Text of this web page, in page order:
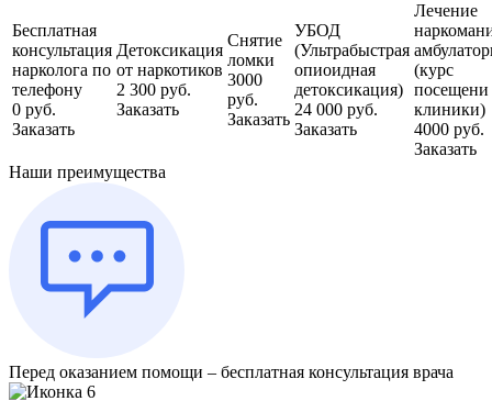
Бесплатная
консультация
нарколога по
телефону
0 руб.
Заказать
Детоксикация
от наркотиков
2 300 руб.
Заказать
Снятие
ломки
3000
руб.
Заказать
УБОД
(Ультрабыстрая
опиоидная
детоксикация)
24 000 руб.
Заказать
Лечение
(курс
посещени
клиники)
4000 руб.
Заказать
Наши преимущества
Перед оказанием помощи – бесплатная консультация врача